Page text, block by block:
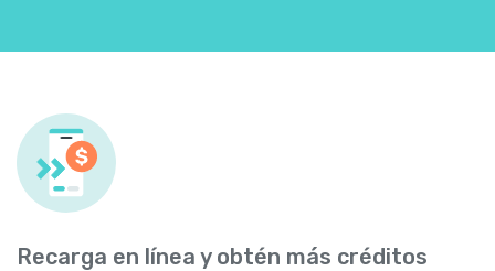
Recarga en línea y obtén más créditos